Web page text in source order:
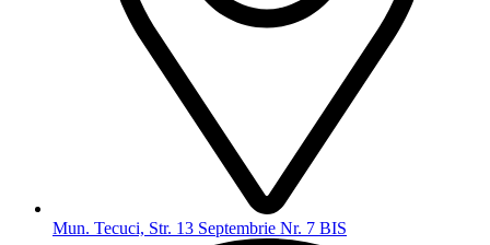
Mun. Tecuci, Str. 13 Septembrie Nr. 7 BIS